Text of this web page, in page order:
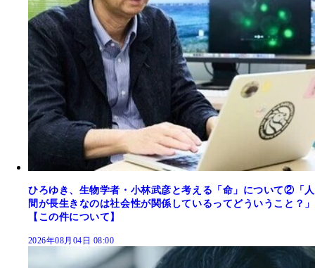
ひろゆき、生物学者・小林武彦と考える「命」について②「人
間が長生きなのは社会性が関係しているってどういうこと？」
【この件について】
2026年08月04日 08:00